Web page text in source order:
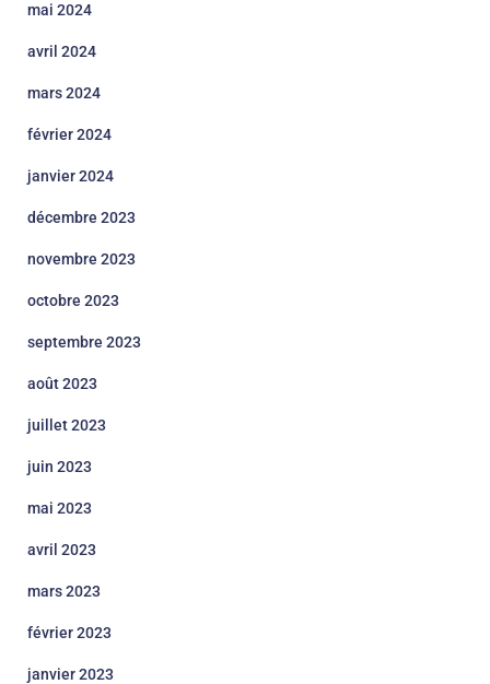
mai 2024
avril 2024
mars 2024
février 2024
janvier 2024
décembre 2023
novembre 2023
octobre 2023
septembre 2023
août 2023
juillet 2023
juin 2023
mai 2023
avril 2023
mars 2023
février 2023
janvier 2023